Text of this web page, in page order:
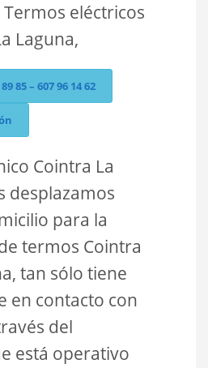
eléctricos
Laguna,
85 – 607 96 14 62
Cointra La
desplazamos
para la
termos Cointra
tan sólo tiene
en contacto con
del
está operativo